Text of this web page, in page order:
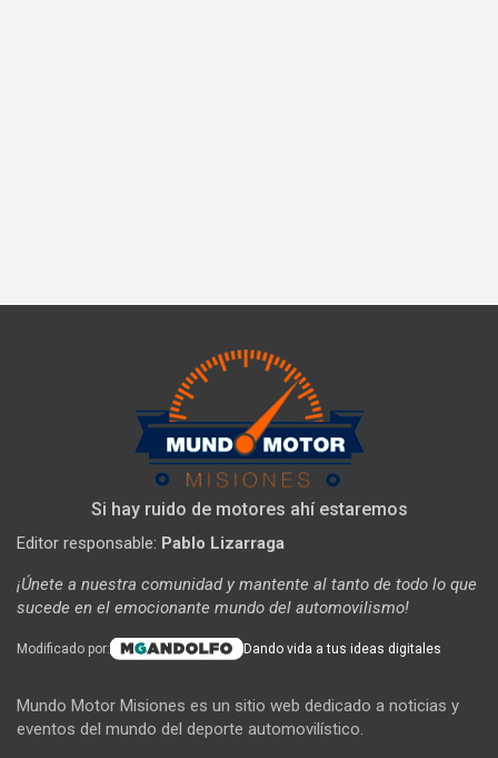
Si hay ruido de motores ahí estaremos
Editor responsable: Pablo Lizarraga
¡Únete a nuestra comunidad y mantente al tanto de todo lo que
sucede en el emocionante mundo del automovilismo!
Modificado por: Dando vida a tus ideas digitales
Mundo Motor Misiones es un sitio web dedicado a noticias y
eventos del mundo del deporte automovilístico.